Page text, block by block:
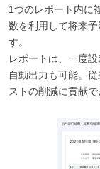
1つのレポート内に
数を利用して将来
す。
レポートは、一度
自動出力も可能。
ストの削減に貢献で